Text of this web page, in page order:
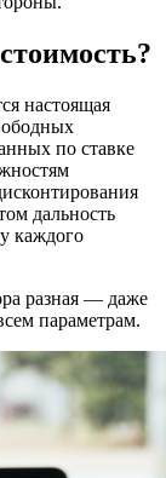
настоящая
по ставке
дальность
каждого
разная — даже
параметрам.